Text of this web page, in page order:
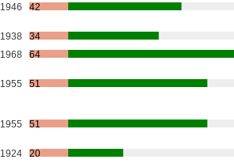
1946 42
1938
34
1968 64
1955 51
1955 51
1924 20